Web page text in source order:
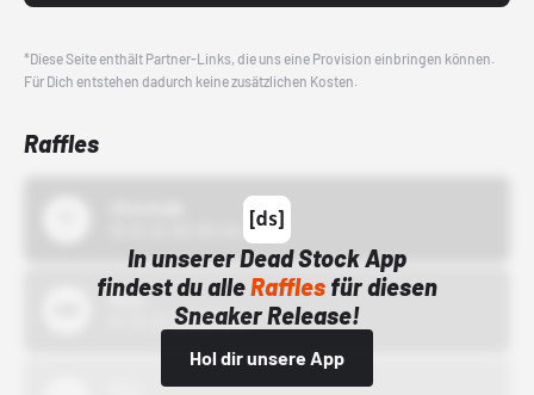
*Diese Seite enthält Partner-Links, die uns eine Provision einbringen können.
Für Dich entstehen dadurch keine zusätzlichen Kosten.
Raffles
In unserer Dead Stock App
findest du alleRafflesfür diesen
Sneaker Release!
Hol dir unsere App
Bstn
01.10.22 00:00 Uhr